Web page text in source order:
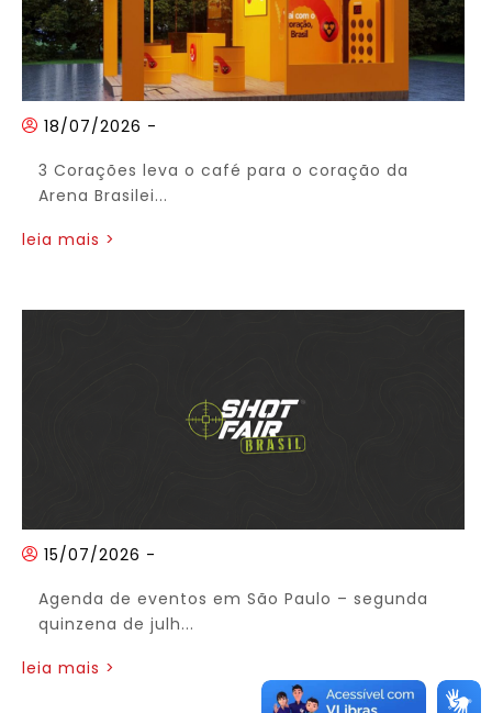
18/07/2026 -
3 Corações leva o café para o coração da
Arena Brasilei...
leia mais >
15/07/2026 -
Agenda de eventos em São Paulo – segunda
quinzena de julh...
leia mais >